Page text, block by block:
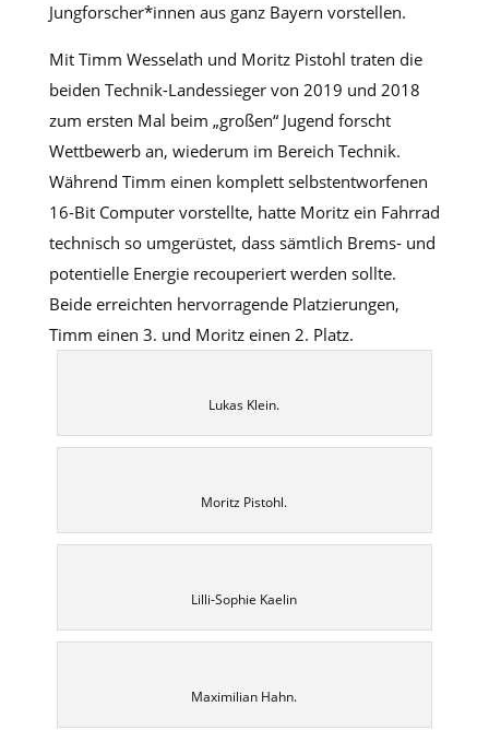
Jungforscher*innen aus ganz Bayern vorstellen.
Mit Timm Wesselath und Moritz Pistohl traten die
beiden Technik-Landessieger von 2019 und 2018
zum ersten Mal beim „großen“ Jugend forscht
Wettbewerb an, wiederum im Bereich Technik.
Während Timm einen komplett selbstentworfenen
16-Bit Computer vorstellte, hatte Moritz ein Fahrrad
technisch so umgerüstet, dass sämtlich Brems- und
potentielle Energie recouperiert werden sollte.
Beide erreichten hervorragende Platzierungen,
Timm einen 3. und Moritz einen 2. Platz.
Lukas Klein.
Moritz Pistohl.
Lilli-Sophie Kaelin
Maximilian Hahn.